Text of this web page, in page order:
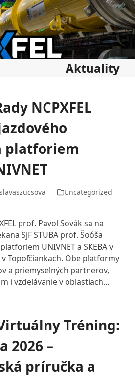
Aktuality
NCPXFEL
platforiem
Uncategorized
prof. Pavol Sovák sa na
SjF STUBA prof. Šoóša
UNIVNET a SKEBA v
v Topoľčiankach. Obe platformy
a priemyselných partnerov,
i vzdelávanie v oblastiach…
Virtuálny Tréning:
2026 –
príručka a